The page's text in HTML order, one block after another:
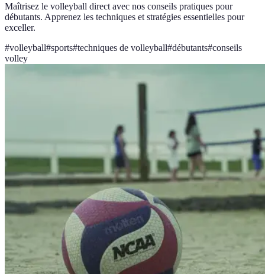
Maîtrisez le volleyball direct avec nos conseils pratiques pour
débutants. Apprenez les techniques et stratégies essentielles pour
exceller.
#volleyball#sports#techniques de volleyball#débutants#conseils
volley